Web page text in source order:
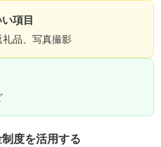
項目
品、写真撮影
度を活用する